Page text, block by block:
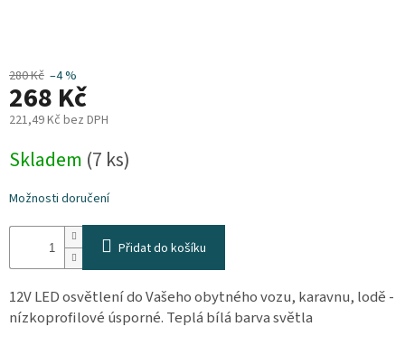
Dárkové
poukazy
Kontakty
nás
ochrany
Obchodní
podmínky
280 Kč –4 %
268 Kč
221,49 Kč bez DPH
cena:
Skladem (7 ks)
Možnosti doručení
Přidat do košíku
12V LED osvětlenído Vašeho obytného vozu, karavnu, lodě -
nízkoprofilové úsporné. Teplá bílá barva světla